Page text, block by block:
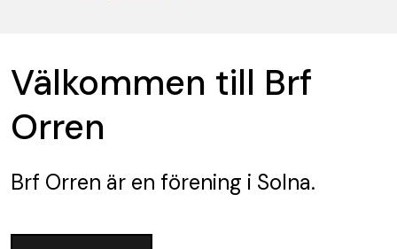
Välkommen till Brf
Orren
Brf Orren är en förening i Solna.